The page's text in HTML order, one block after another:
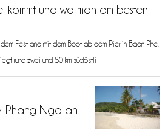
kommt und wo man am besten
Festland mit dem Boot ab dem Pier in Baan Phe.
rund zwei und 80 km südöstli
Phang Nga an